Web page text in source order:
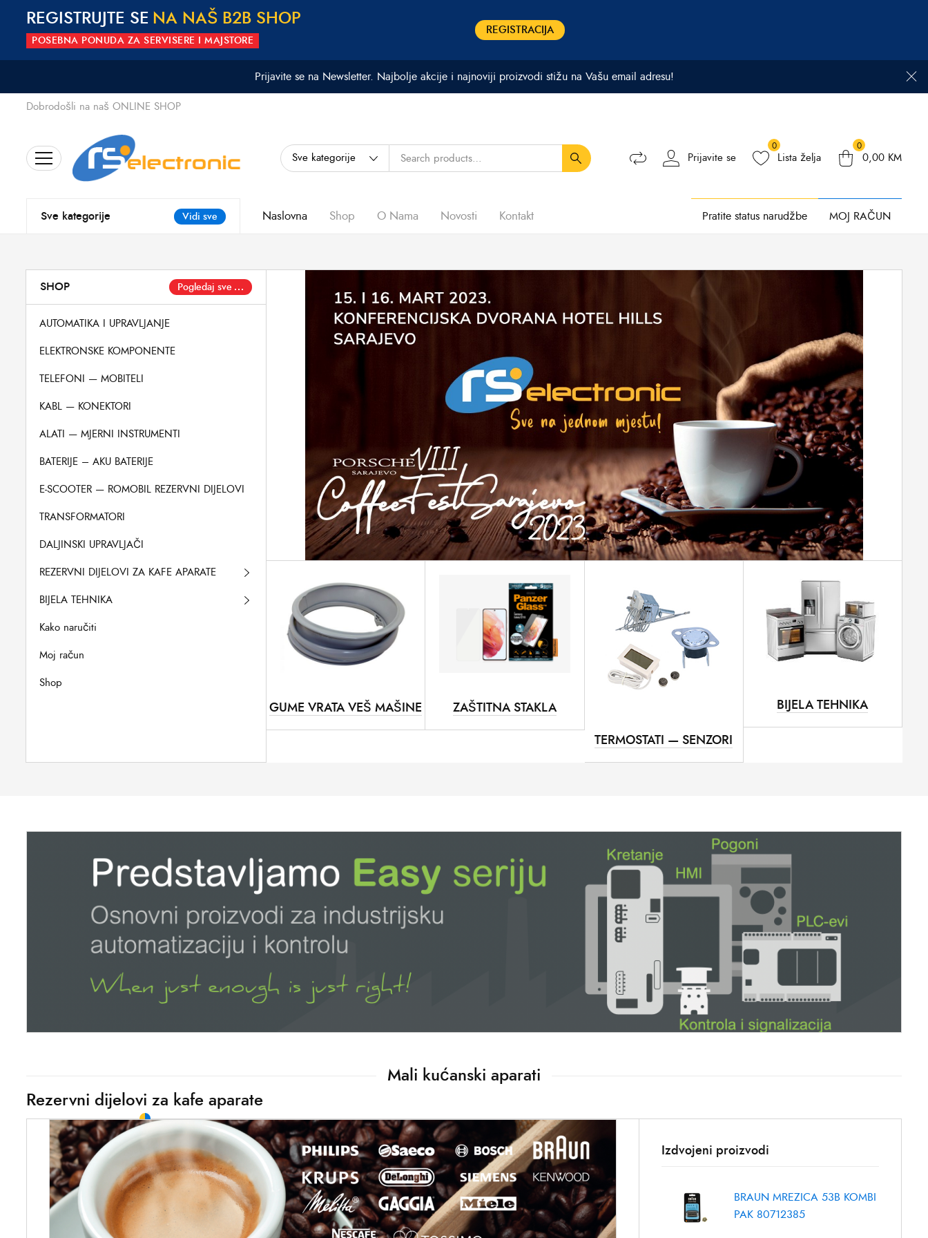
REGISTRUJTE SE NA NAŠ B2B S H OP
POSEBNA PONUDA ZA SERVISERE I MAJSTORE
REGISTRACIJA
Prijavite se na Newsletter. Najbolje akcije i najnoviji proizvodi stižu na Vašu email adresu!
Dobrodošli na naš ONLINE SHOP
Prijavite se
0
Lista želja
0
0,00 KM
Sve kategorije Vidi sve Naslovna Shop O Nama Novosti Kontakt Pratite status narudžbe MOJ RAČUN
SHOP Pogledaj sve
AUTOMATIKA I UPRAVLJANJE
ELEKTRONSKE KOMPONENTE
TELEFONI — MOBITELI
KABL — KONEKTORI
ALATI — MJERNI INSTRUMENTI
BATERIJE – AKU BATERIJE
E-SCOOTER — ROMOBIL REZERVNI DIJELOVI
TRANSFORMATORI
DALJINSKI UPRAVLJAČI
REZERVNI DIJELOVI ZA KAFE APARATE
BIJELA TEHNIKA
Kako naručiti
Moj račun
Shop
GUME VRATA VEŠ MAŠINE ZAŠTITNA STAKLA
TERMOSTATI — SENZORI
BIJELA TEHNIKA
Mali kućanski aparati
Rezervni dijelovi za kafe aparate
Izdvojeni proizvodi
BRAUN MREZICA 53B KOMBI
PAK 80712385